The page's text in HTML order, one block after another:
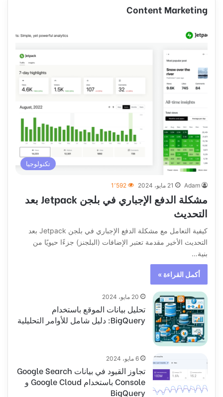
Content Marketing
تكنولوجيا
Adam 21 مايو، 2024 1٬592
مشكلة الدفع الإجباري في بلجن Jetpack بعد
التحديث
كيفية التعامل مع مشكلة الدفع الإجباري في بلجن Jetpack بعد
التحديث الأخير مقدمة تعتبر الإضافات (البلجنز) جزءًا حيويًا من
بنية…
أكمل القراءة »
20 مايو، 2024
تحليل بيانات الموقع باستخدام
BigQuery: دليل شامل للأوامر التحليلية
6 مايو، 2024
تجاوز القيود في بيانات Google Search
Console باستخدام Google Cloud و
BigQuery